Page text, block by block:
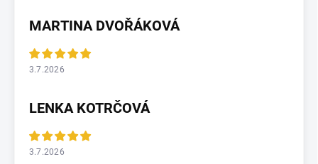
MARTINA DVOŘÁKOVÁ
3.7.2026
LENKA KOTRČOVÁ
3.7.2026